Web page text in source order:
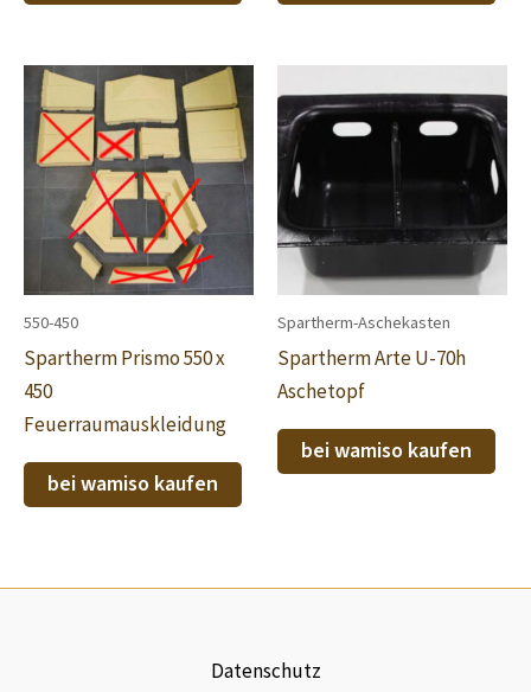
550-450
Spartherm Prismo 550 x
450
Feuerraumauskleidung
bei wamiso kaufen
Spartherm-Aschekasten
Spartherm Arte U-70h
Aschetopf
bei wamiso kaufen
Datenschutz